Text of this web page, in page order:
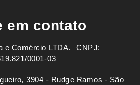
em contato
LTDA. ㅤㅤㅤ CNPJ:
0001-03
3904 - Rudge Ramos - São